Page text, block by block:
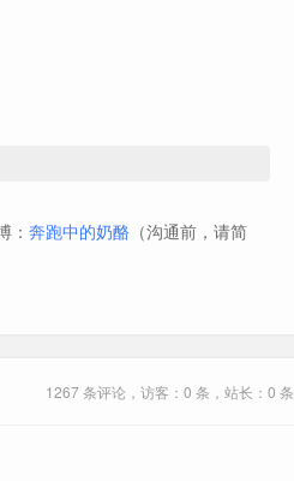
： 奔跑中的奶酪 （沟通前，请简
1267 条评论，访客：0 条，站长：0 条